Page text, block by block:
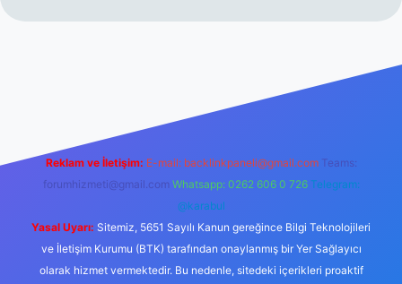
Reklam ve İletişim: E-mail: backlinkpaneli@gmail.com Teams:
forumhizmeti@gmail.com Whatsapp: 0262 606 0 726 Telegram:
@karabul
Yasal Uyarı: Sitemiz, 5651 Sayılı Kanun gereğince Bilgi Teknolojileri
ve İletişim Kurumu (BTK) tarafından onaylanmış bir Yer Sağlayıcı
olarak hizmet vermektedir. Bu nedenle, sitedeki içerikleri proaktif